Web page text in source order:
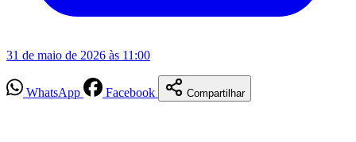
31 de maio de 2026 às 11:00
WhatsApp Facebook Compartilhar